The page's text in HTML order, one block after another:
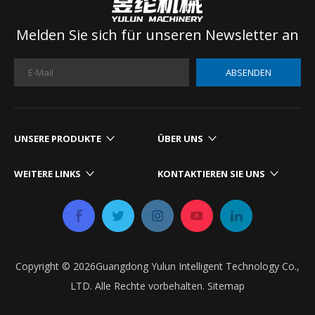
Melden Sie sich für unseren Newsletter an
ABSENDEN
UNSERE PRODUKTE​​​​​​​ ÜBER UNS
WEITERE LINKS​​​​​​​ KONTAKTIEREN SIE UNS​​​​​​​
Copyright © 2026Guangdong Yulun Intelligent Technology Co.,
LTD. Alle Rechte vorbehalten. Sitemap